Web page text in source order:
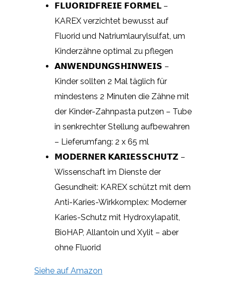
𝗙𝗟𝗨𝗢𝗥𝗜𝗗𝗙𝗥𝗘𝗜𝗘 𝗙𝗢𝗥𝗠𝗘𝗟 –
KAREX verzichtet bewusst auf
Fluorid und Natriumlaurylsulfat, um
Kinderzähne optimal zu pflegen
𝗔𝗡𝗪𝗘𝗡𝗗𝗨𝗡𝗚𝗦𝗛𝗜𝗡𝗪𝗘𝗜𝗦 –
Kinder sollten 2 Mal täglich für
mindestens 2 Minuten die Zähne mit
der Kinder-Zahnpasta putzen – Tube
in senkrechter Stellung aufbewahren
– Lieferumfang: 2 x 65 ml
𝗠𝗢𝗗𝗘𝗥𝗡𝗘𝗥 𝗞𝗔𝗥𝗜𝗘𝗦𝗦𝗖𝗛𝗨𝗧𝗭 –
Wissenschaft im Dienste der
Gesundheit: KAREX schützt mit dem
Anti-Karies-Wirkkomplex: Moderner
Karies-Schutz mit Hydroxylapatit,
BioHAP, Allantoin und Xylit – aber
ohne Fluorid
Siehe auf Amazon